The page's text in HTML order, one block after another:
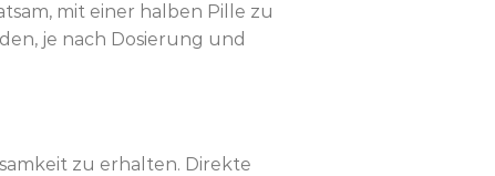
mit einer halben Pille zu
je nach Dosierung und
zu erhalten. Direkte